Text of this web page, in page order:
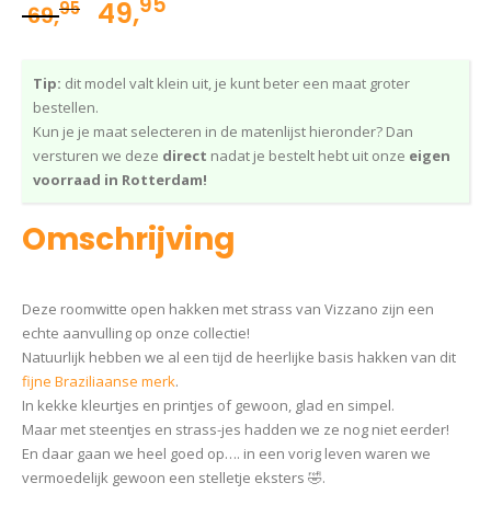
69,95 Oorspronkelijke
69,95.
49,
49,95.
Tip: dit model valt klein uit, je kunt beter een maat groter
bestellen.
Kun je je maat selecteren in de matenlijst hieronder? Dan
versturen we deze direct nadat je bestelt hebt uit onze eigen
voorraad in Rotterdam!
Omschrijving
Deze roomwitte open hakken met strass van Vizzano zijn een
echte aanvulling op onze collectie!
Natuurlijk hebben we al een tijd de heerlijke basis hakken van dit
fijne Braziliaanse merk.
In kekke kleurtjes en printjes of gewoon, glad en simpel.
Maar met steentjes en strass-jes hadden we ze nog niet eerder!
En daar gaan we heel goed op…. in een vorig leven waren we
vermoedelijk gewoon een stelletje eksters 🤣.